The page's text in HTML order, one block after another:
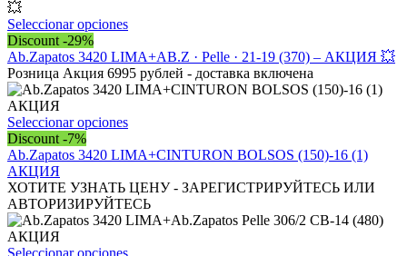
producto
se
elegir
en
la
de
Seleccionar opcionesEste
tiene
múltiples
variantes.
opciones
pueden
en
la
página
producto
Discount -29%
Ab.Zapatos 3420 LIMA+AB.Z · Pelle · 21-19 (370) – АКЦИЯ 💥
Розница Акция 6995 рублей - доставка включена
Seleccionar opcionesEste
tiene
variantes.
Las
opciones
pueden
Discount -7%
Ab.Zapatos 3420 LIMA+CINTURON BOLSOS (150)-16 (1)
АКЦИЯ
ХОТИТЕ УЗНАТЬ ЦЕНУ - ЗАРЕГИСТРИРУЙТЕСЬ ИЛИ
АВТОРИЗИРУЙТЕСЬ
Este